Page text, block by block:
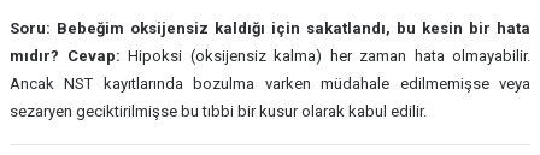
Soru: Bebeğim oksijensiz kaldığı için sakatlandı, bu kesin bir hata
mıdır? Cevap: Hipoksi (oksijensiz kalma) her zaman hata olmayabilir.
Ancak NST kayıtlarında bozulma varken müdahale edilmemişse veya
sezaryen geciktirilmişse bu tıbbi bir kusur olarak kabul edilir.